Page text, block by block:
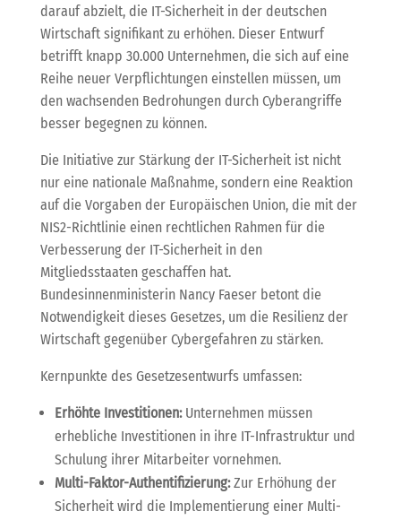
darauf abzielt, die IT-Sicherheit in der deutschen
Wirtschaft signifikant zu erhöhen. Dieser Entwurf
betrifft knapp 30.000 Unternehmen, die sich auf eine
Reihe neuer Verpflichtungen einstellen müssen, um
den wachsenden Bedrohungen durch Cyberangriffe
besser begegnen zu können.
Die Initiative zur Stärkung der IT-Sicherheit ist nicht
nur eine nationale Maßnahme, sondern eine Reaktion
auf die Vorgaben der Europäischen Union, die mit der
NIS2-Richtlinie einen rechtlichen Rahmen für die
Verbesserung der IT-Sicherheit in den
Mitgliedsstaaten geschaffen hat.
Bundesinnenministerin Nancy Faeser betont die
Notwendigkeit dieses Gesetzes, um die Resilienz der
Wirtschaft gegenüber Cybergefahren zu stärken.
Kernpunkte des Gesetzesentwurfs umfassen:
Erhöhte Investitionen:Unternehmen müssen
erhebliche Investitionen in ihre IT-Infrastruktur und
Schulung ihrer Mitarbeiter vornehmen.
Multi-Faktor-Authentifizierung:Zur Erhöhung der
Sicherheit wird die Implementierung einer Multi-